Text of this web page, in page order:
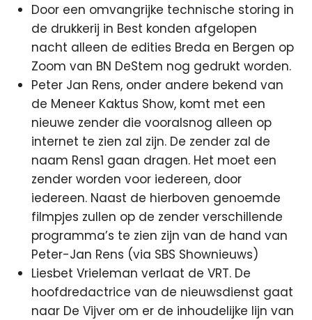
Door een omvangrijke technische storing in
de drukkerij in Best konden afgelopen
nacht alleen de edities Breda en Bergen op
Zoom van BN DeStem nog gedrukt worden.
Peter Jan Rens, onder andere bekend van
de Meneer Kaktus Show, komt met een
nieuwe zender die vooralsnog alleen op
internet te zien zal zijn. De zender zal de
naam Rens1 gaan dragen. Het moet een
zender worden voor iedereen, door
iedereen. Naast de hierboven genoemde
filmpjes zullen op de zender verschillende
programma’s te zien zijn van de hand van
Peter-Jan Rens (via SBS Shownieuws)
Liesbet Vrieleman verlaat de VRT. De
hoofdredactrice van de nieuwsdienst gaat
naar De Vijver om er de inhoudelijke lijn van